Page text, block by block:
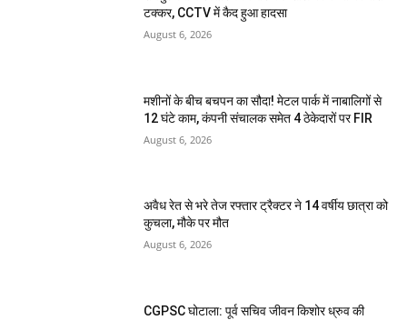
टक्कर, CCTV में कैद हुआ हादसा
August 6, 2026
मशीनों के बीच बचपन का सौदा! मेटल पार्क में नाबालिगों से
12 घंटे काम, कंपनी संचालक समेत 4 ठेकेदारों पर FIR
August 6, 2026
अवैध रेत से भरे तेज रफ्तार ट्रैक्टर ने 14 वर्षीय छात्रा को
कुचला, मौके पर मौत
August 6, 2026
CGPSC घोटाला: पूर्व सचिव जीवन किशोर ध्रुव की